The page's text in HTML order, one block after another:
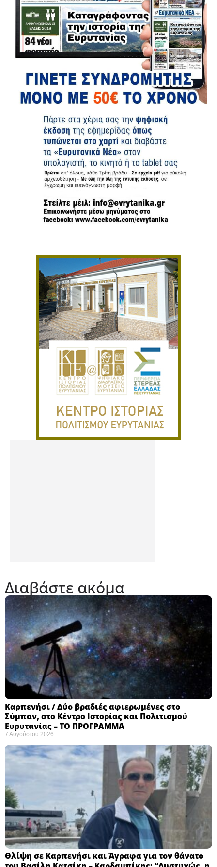
Διαβάστε ακόμα
Καρπενήσι / Δύο βραδιές αφιερωμένες στο
Σύμπαν, στο Κέντρο Ιστορίας και Πολιτισμού
Ευρυτανίας – ΤΟ ΠΡΟΓΡΑΜΜΑ
7 Αυγούστου 2026
Θλίψη σε Καρπενήσι και Άγραφα για τον θάνατο